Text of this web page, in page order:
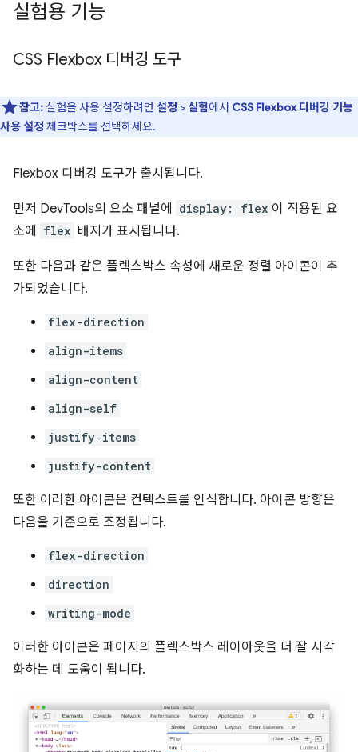
실험용 기능
CSS Flexbox 디버깅 도구
참고: 실험을 사용 설정하려면 설정 > 실험에서 CSS Flexbox 디버깅 기능
사용 설정 체크박스를 선택하세요.
Flexbox 디버깅 도구가 출시됩니다.
먼저 DevTools의 요소 패널에 display: flex 이 적용된 요
소에
flex 배지가 표시됩니다.
또한 다음과 같은 플렉스박스 속성에 새로운 정렬 아이콘이 추
가되었습니다.
flex-direction
align-items
align-content
align-self
justify-items
justify-content
또한 이러한 아이콘은 컨텍스트를 인식합니다. 아이콘 방향은
다음을 기준으로 조정됩니다.
flex-direction
direction
writing-mode
이러한 아이콘은 페이지의 플렉스박스 레이아웃을 더 잘 시각
화하는 데 도움이 됩니다.